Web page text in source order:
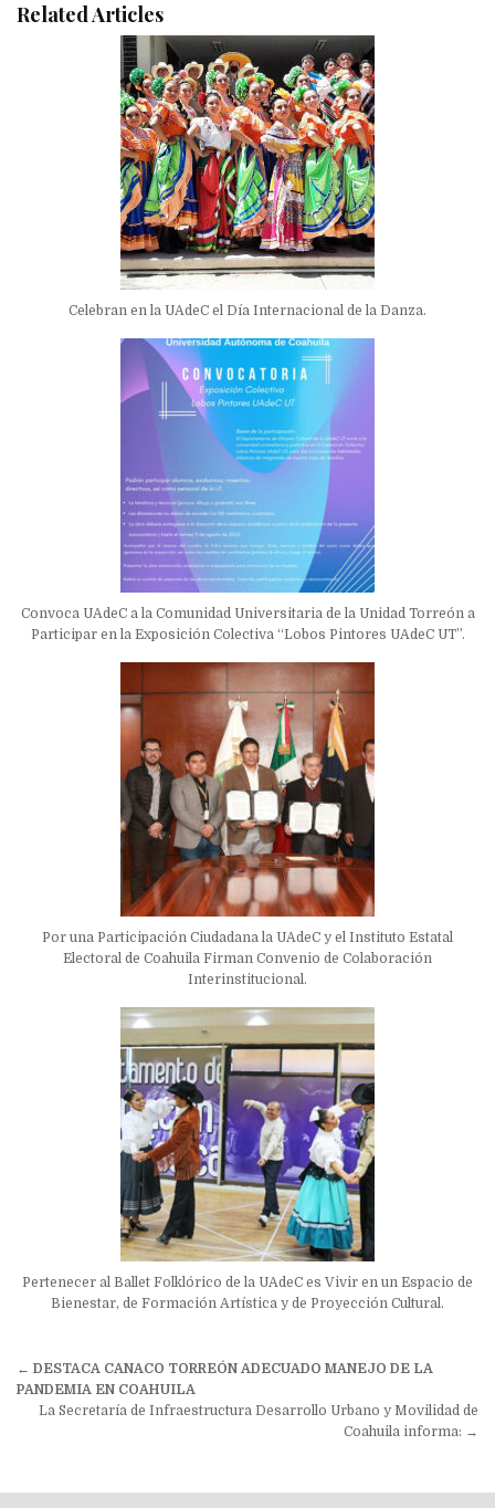
Related Articles
Celebran en la UAdeC el Día Internacional de la Danza.
Convoca UAdeC a la Comunidad Universitaria de la Unidad Torreón a
Participar en la Exposición Colectiva “Lobos Pintores UAdeC UT”.
Por una Participación Ciudadana la UAdeC y el Instituto Estatal
Electoral de Coahuila Firman Convenio de Colaboración
Interinstitucional.
Pertenecer al Ballet Folklórico de la UAdeC es Vivir en un Espacio de
Bienestar, de Formación Artística y de Proyección Cultural.
Navegación
de
entradas
← DESTACA CANACO TORREÓN ADECUADO MANEJO DE LA
PANDEMIA EN COAHUILA
La Secretaría de Infraestructura Desarrollo Urbano y Movilidad de
Coahuila informa: →